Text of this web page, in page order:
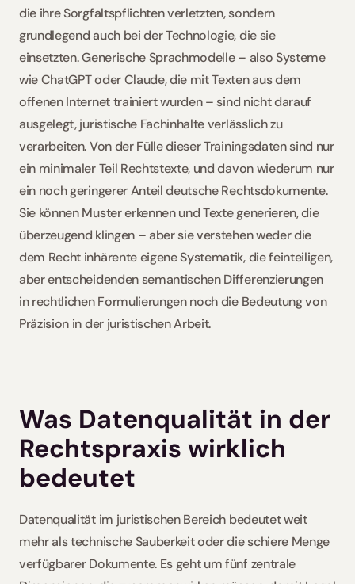
die ihre Sorgfaltspflichten verletzten, sondern
grundlegend auch bei der Technologie, die sie
einsetzten. Generische Sprachmodelle – also Systeme
wie ChatGPT oder Claude, die mit Texten aus dem
offenen Internet trainiert wurden – sind nicht darauf
ausgelegt, juristische Fachinhalte verlässlich zu
verarbeiten. Von der Fülle dieser Trainingsdaten sind nur
ein minimaler Teil Rechtstexte, und davon wiederum nur
ein noch geringerer Anteil deutsche Rechtsdokumente.
Sie können Muster erkennen und Texte generieren, die
überzeugend klingen – aber sie verstehen weder die
dem Recht inhärente eigene Systematik, die feinteiligen,
aber entscheidenden semantischen Differenzierungen
in rechtlichen Formulierungen noch die Bedeutung von
Präzision in der juristischen Arbeit.
Was Datenqualität in der
Rechtspraxis wirklich
bedeutet
Datenqualität im juristischen Bereich bedeutet weit
mehr als technische Sauberkeit oder die schiere Menge
verfügbarer Dokumente. Es geht um fünf zentrale